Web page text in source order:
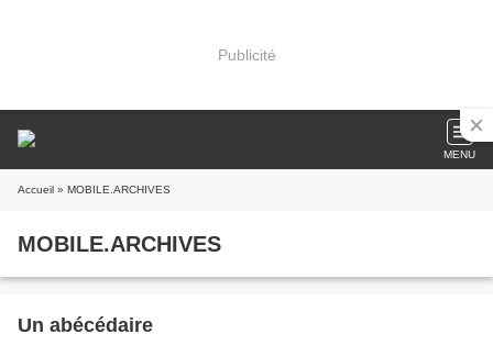
Publicité
MENU
Accueil » MOBILE.ARCHIVES
MOBILE.ARCHIVES
Un abécédaire